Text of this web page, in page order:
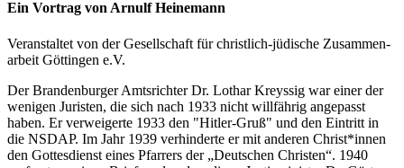
Ein Vortrag von Arnulf Heinemann
Veranstaltet von der Gesellschaft für christlich-jüdische Zusammen­
arbeit Göttingen e.V.
Der Brandenburger Amts­richter Dr. Lothar Kreyssig war einer der
wenigen Juristen, die sich nach 1933 nicht will­fährig angepasst
haben. Er verweigerte 1933 den "Hitler-Gruß" und den Eintritt in
die NSDAP. Im Jahr 1939 verhinderte er mit anderen Christ*­innen
den Gottes­dienst eines Pfarrers der „Deutschen Christen“. 1940